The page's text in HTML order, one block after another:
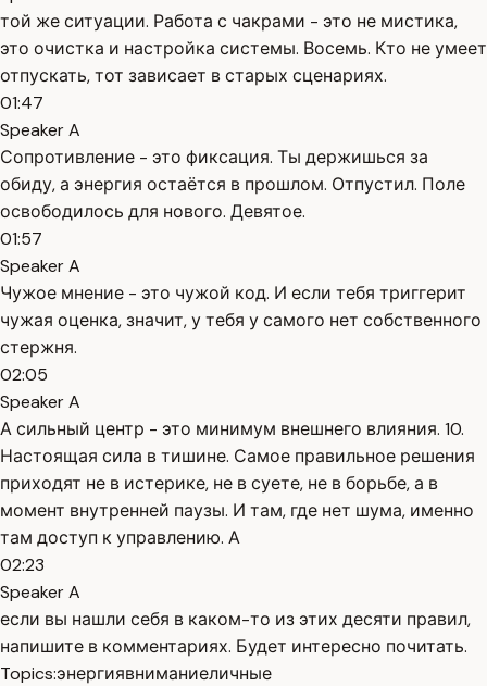
той же ситуации. Работа с чакрами - это не мистика,
это очистка и настройка системы. Восемь. Кто не умеет
отпускать, тот зависает в старых сценариях.
01:47
Speaker A
Сопротивление - это фиксация. Ты держишься за
обиду, а энергия остаётся в прошлом. Отпустил. Поле
освободилось для нового. Девятое.
01:57
Speaker A
Чужое мнение - это чужой код. И если тебя триггерит
чужая оценка, значит, у тебя у самого нет собственного
стержня.
02:05
Speaker A
А сильный центр - это минимум внешнего влияния. 10.
Настоящая сила в тишине. Самое правильное решения
приходят не в истерике, не в суете, не в борьбе, а в
момент внутренней паузы. И там, где нет шума, именно
там доступ к управлению. А
02:23
Speaker A
если вы нашли себя в каком-то из этих десяти правил,
напишите в комментариях. Будет интересно почитать.
Topics:энергиявниманиеличные